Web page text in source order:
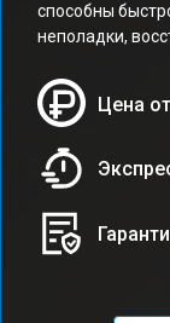
способны
неполадки,
Цена от